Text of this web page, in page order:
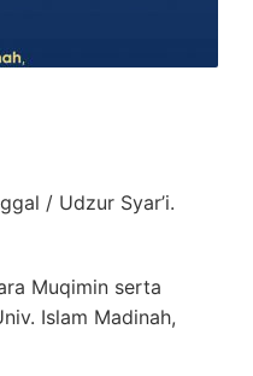
/ Udzur Syar’i.
Muqimin serta
Islam Madinah,